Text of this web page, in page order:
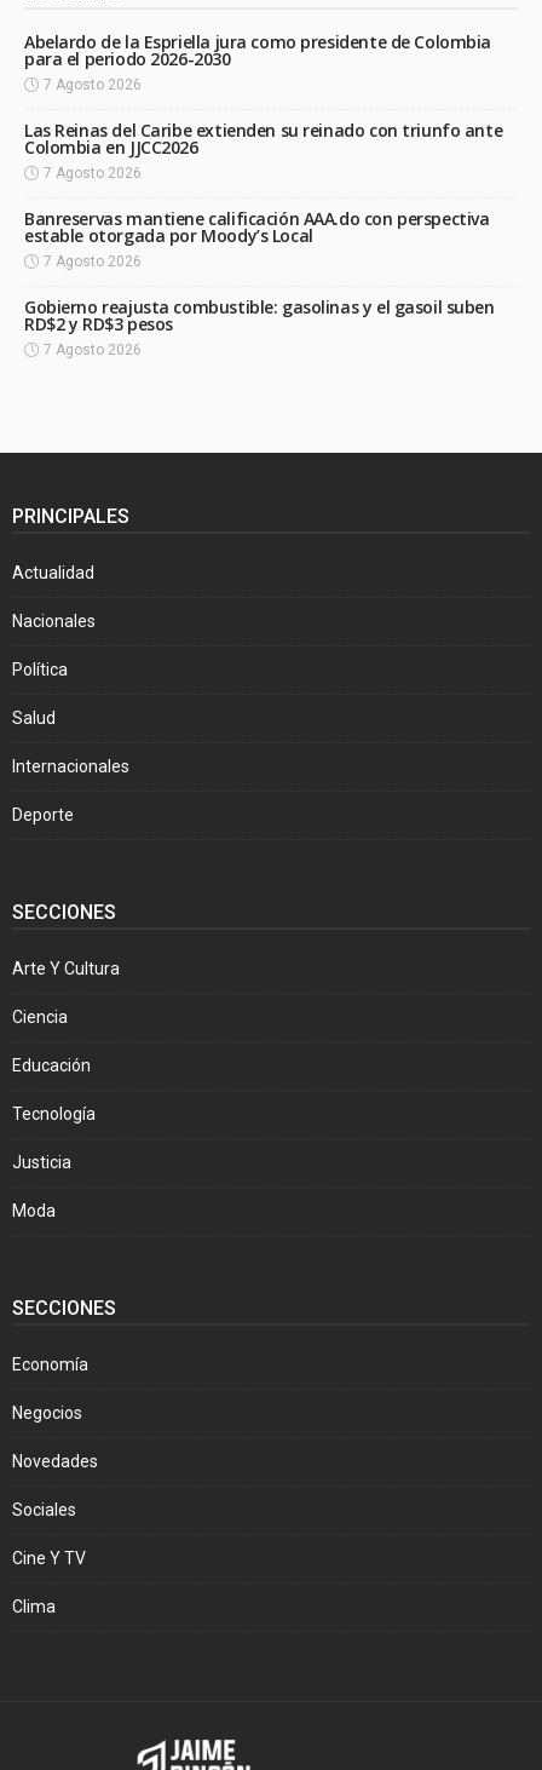
Abelardo de la Espriella jura como presidente de Colombia
para el periodo 2026-2030
7 Agosto 2026
Las Reinas del Caribe extienden su reinado con triunfo ante
Colombia en JJCC2026
7 Agosto 2026
Banreservas mantiene calificación AAA.do con perspectiva
estable otorgada por Moody’s Local
7 Agosto 2026
Gobierno reajusta combustible: gasolinas y el gasoil suben
RD$2 y RD$3 pesos
7 Agosto 2026
PRINCIPALES
Actualidad
Nacionales
Política
Salud
Internacionales
Deporte
SECCIONES
Arte Y Cultura
Ciencia
Educación
Tecnología
Justicia
Moda
SECCIONES
Economía
Negocios
Novedades
Sociales
Cine Y TV
Clima